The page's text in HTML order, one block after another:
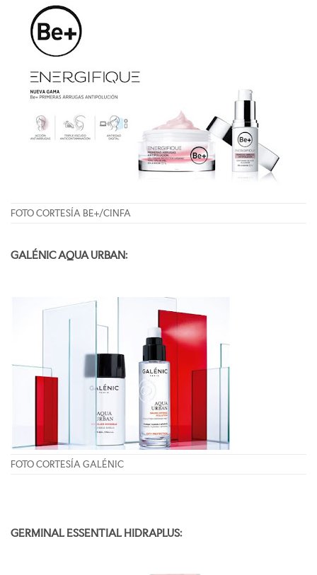
FOTO CORTESÍA BE+/CINFA
GALÉNIC AQUA URBAN:
FOTO CORTESÍA GALÉNIC
GERMINAL ESSENTIAL HIDRAPLUS: